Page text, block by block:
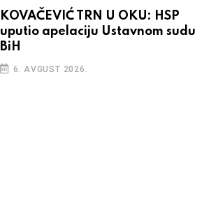
KOVAČEVIĆ TRN U OKU: HSP
uputio apelaciju Ustavnom sudu
BiH
6. AVGUST 2026.